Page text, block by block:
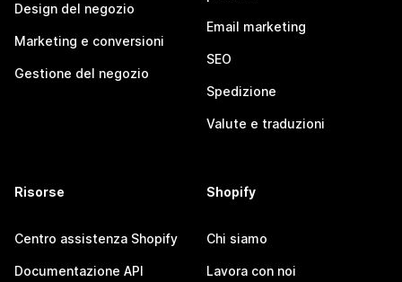
Design del negozio
Marketing e conversioni
Gestione del negozio
Email marketing
SEO
Spedizione
Valute e traduzioni
Risorse
Centro assistenza Shopify
Documentazione API
Shopify
Chi siamo
Lavora con noi